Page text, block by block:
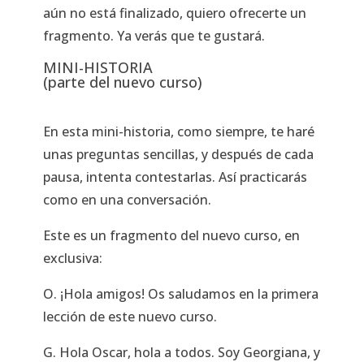
aún no está finalizado, quiero ofrecerte un
fragmento. Ya verás que te gustará.
MINI-HISTORIA
(parte del nuevo curso)
En esta mini-historia, como siempre, te haré
unas preguntas sencillas, y después de cada
pausa, intenta contestarlas. Así practicarás
como en una conversación.
Este es un fragmento del nuevo curso, en
exclusiva:
O. ¡Hola amigos! Os saludamos en la primera
lección de este nuevo curso.
G. Hola Oscar, hola a todos. Soy Georgiana, y